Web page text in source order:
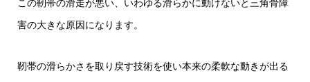
この靭帯の滑走が悪い、いわゆる滑らかに動けないと三角骨障
害の大きな原因になります。
靭帯の滑らかさを取り戻す技術を使い本来の柔軟な動きが出る